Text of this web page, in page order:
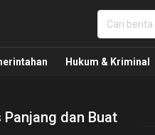
Kriminal dan Nasional
Hukum & Kriminal
Panjang dan Buat